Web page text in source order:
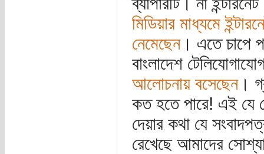
মিডিয়ার মাধ্যমে
নেমেছেন। এতে চাপে
বাংলাদেশ
আলোচনায় বসেছেন।
কত হতে পারে! এই যে
দেয়ার কথা যে
রেখেছে আমাদের